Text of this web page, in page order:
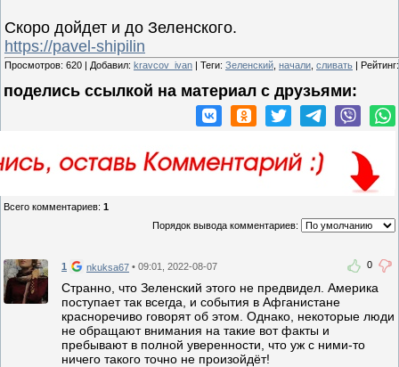
Скоро дойдет и до Зеленского.
https://pavel-shipilin
Просмотров: 620 | Добавил: kravcov_ivan | Теги: Зеленский начали сливать | Рейтинг:
поделись ссылкой на материал c друзьями:
Всего комментариев: 1
Порядок вывода комментариев:
0
1 nkuksa67 • 09:01, 2022-08-07
Странно, что Зеленский этого не предвидел. Америка
поступает так всегда, и события в Афганистане
красноречиво говорят об этом. Однако, некоторые люди
не обращают внимания на такие вот факты и
пребывают в полной уверенности, что уж с ними-то
ничего такого точно не произойдёт!